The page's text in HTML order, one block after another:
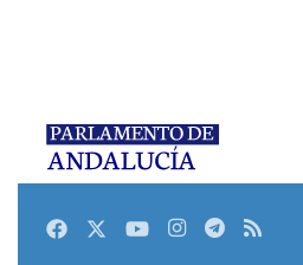
FacebookTwitterYoutubeInstagram
Telegram
RSS